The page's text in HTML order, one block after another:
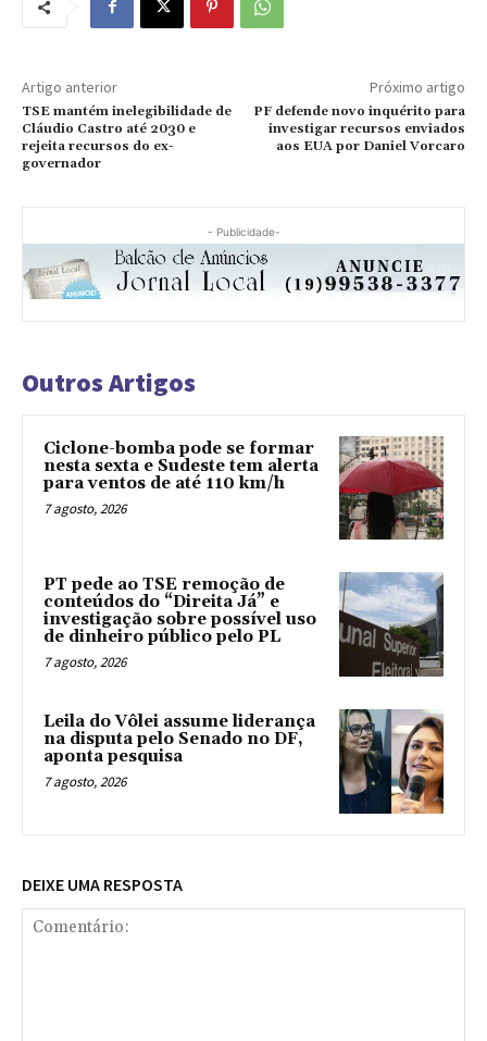
Artigo anterior
TSE mantém inelegibilidade de
Cláudio Castro até 2030 e
rejeita recursos do ex-
governador
Próximo artigo
PF defende novo inquérito para
investigar recursos enviados
aos EUA por Daniel Vorcaro
- Publicidade-
Outros Artigos
Ciclone-bomba pode se formar
nesta sexta e Sudeste tem alerta
para ventos de até 110 km/h
7 agosto, 2026
PT pede ao TSE remoção de
conteúdos do “Direita Já” e
investigação sobre possível uso
de dinheiro público pelo PL
7 agosto, 2026
Leila do Vôlei assume liderança
na disputa pelo Senado no DF,
aponta pesquisa
7 agosto, 2026
DEIXE UMA RESPOSTA